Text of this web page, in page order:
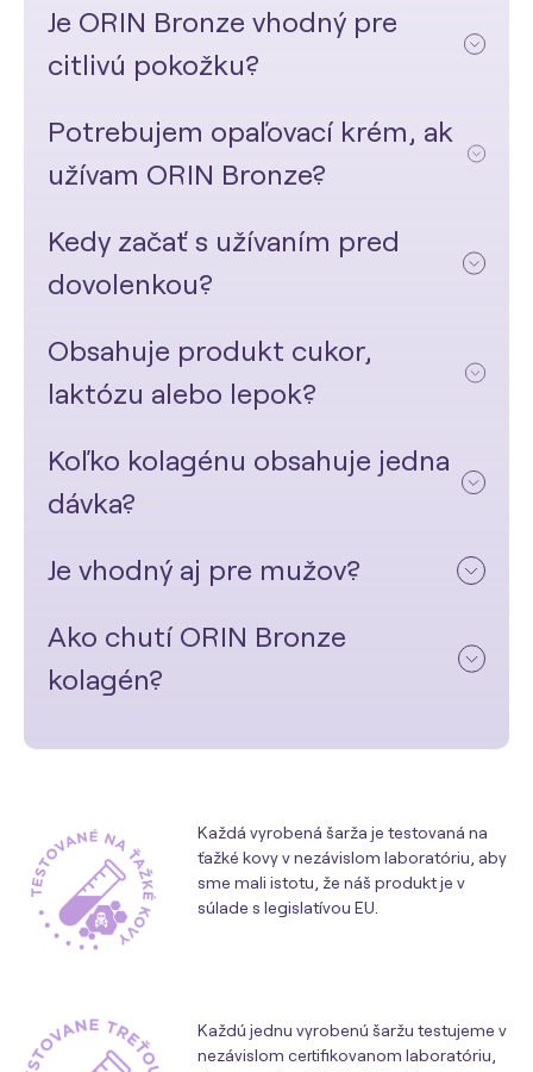
Je ORIN Bronze vhodný pre
citlivú pokožku?
Potrebujem opaľovací krém, ak
užívam ORIN Bronze?
Kedy začať s užívaním pred
dovolenkou?
Obsahuje produkt cukor,
laktózu alebo lepok?
Koľko kolagénu obsahuje jedna
dávka?
Je vhodný aj pre mužov?
Ako chutí ORIN Bronze
kolagén?
Každá vyrobená šarža je testovaná na
ťažké kovy v nezávislom laboratóriu, aby
sme mali istotu, že náš produkt je v
súlade s legislatívou EU.
Každú jednu vyrobenú šaržu testujeme v
nezávislom certifikovanom laboratóriu,